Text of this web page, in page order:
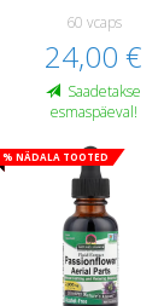
60 vcaps
24,00 €
Saadetakse
esmaspäeval!
% Nädala tooted